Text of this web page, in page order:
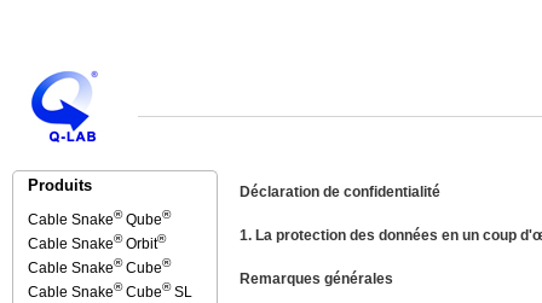
Produits
Cable Snake®Qube®
Cable Snake®Orbit®
Cable Snake®Cube®
Cable Snake®Cube®SL
Déclaration de confidentialité
1. La protection des données en un coup
Remarques générales